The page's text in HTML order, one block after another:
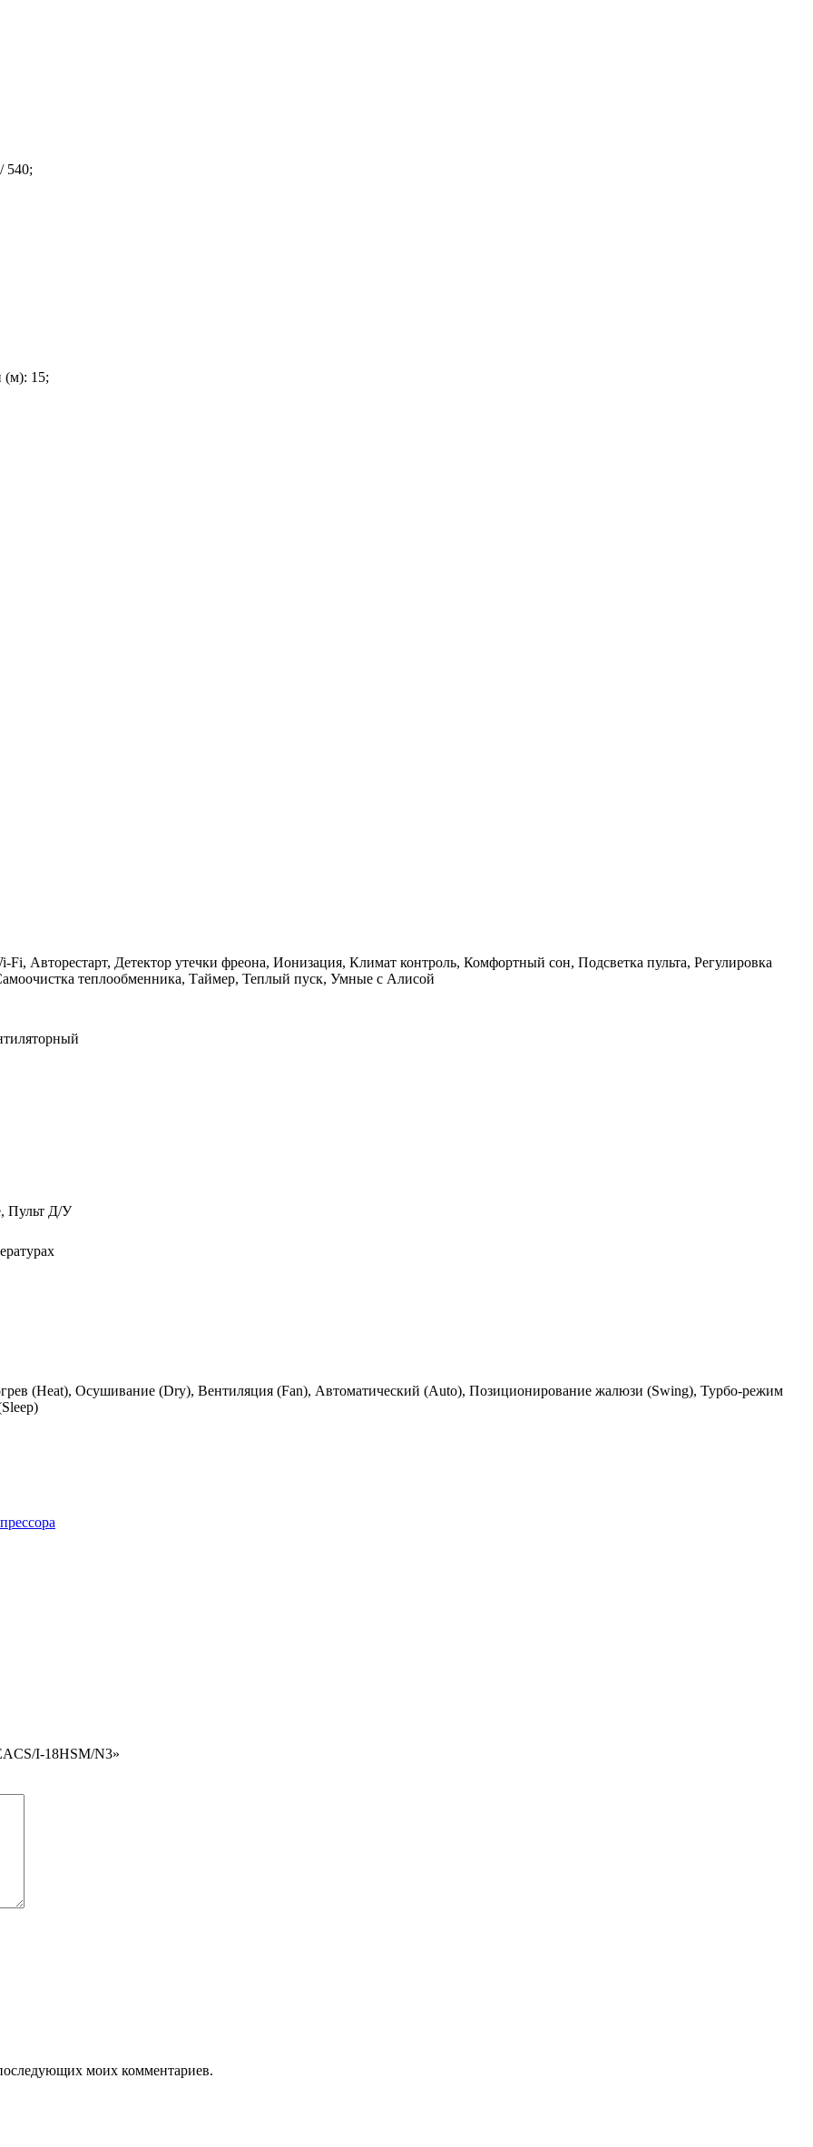
540;
(м): 15;
Fi, Авторестарт, Детектор утечки фреона, Ионизация, Климат контроль, Комфортный сон, Подсветка пульта, Регулировка
теплообменника, Таймер, Теплый пуск, Умные с Алисой
Пульт Д/У
(Heat), Осушивание (Dry), Вентиляция (Fan), Автоматический (Auto), Позиционирование жалюзи (Swing), Турбо-режим
I-18HSM/N3»
моих комментариев.